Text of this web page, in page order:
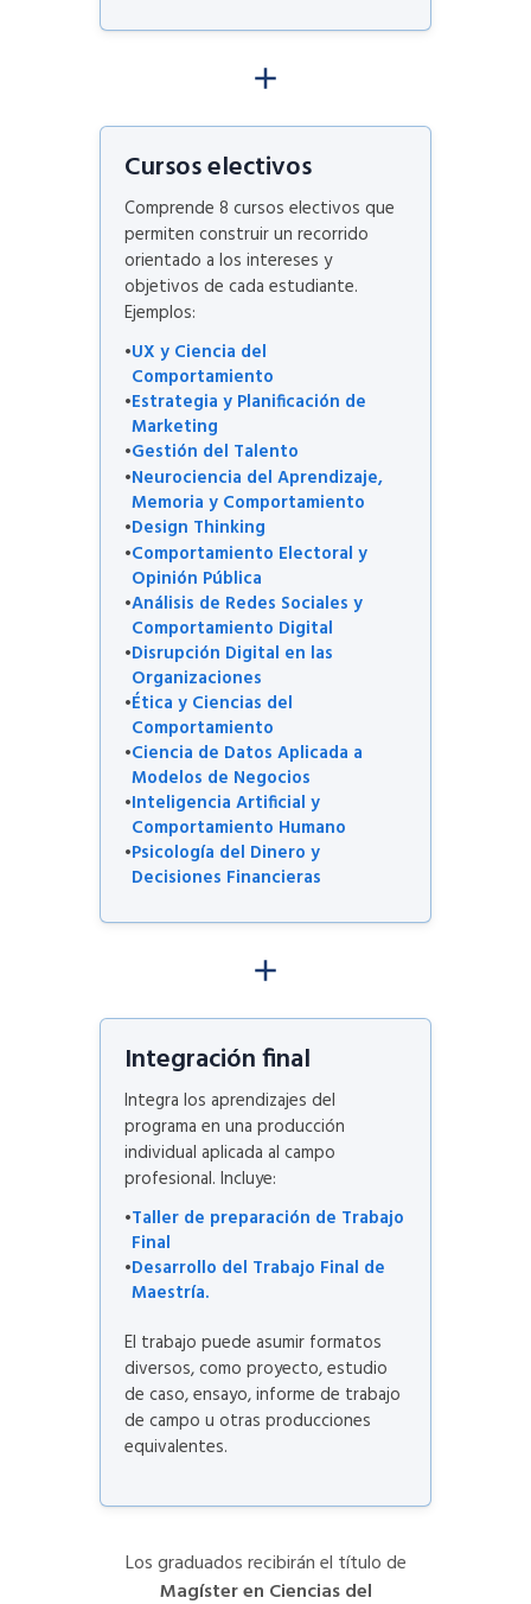
Cursos electivos
Comprende 8 cursos electivos que
permiten construir un recorrido
orientado a los intereses y
objetivos de cada estudiante.
Ejemplos:
UX y Ciencia del
Comportamiento
Estrategia y Planificación de
Marketing
Gestión del Talento
Neurociencia del Aprendizaje,
Memoria y Comportamiento
Design Thinking
Comportamiento Electoral y
Opinión Pública
Análisis de Redes Sociales y
Comportamiento Digital
Disrupción Digital en las
Organizaciones
Ética y Ciencias del
Comportamiento
Ciencia de Datos Aplicada a
Modelos de Negocios
Inteligencia Artificial y
Comportamiento Humano
Psicología del Dinero y
Decisiones Financieras
Integración final
Integra los aprendizajes del
programa en una producción
individual aplicada al campo
profesional. Incluye:
Taller de preparación de Trabajo
Final
Desarrollo del Trabajo Final de
Maestría.
El trabajo puede asumir formatos
diversos, como proyecto, estudio
de caso, ensayo, informe de trabajo
de campo u otras producciones
equivalentes.
Los graduados recibirán el título de
Magíster en Ciencias del